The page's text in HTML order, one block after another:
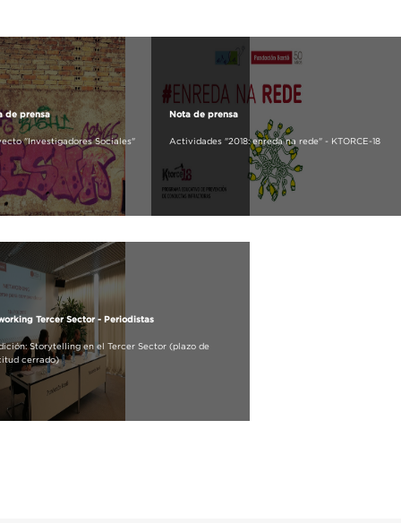
de prensa
"Investigadores Sociales"
Nota de prensa
Actividades "2018: enreda na rede" - KTORCE-18
Tercer Sector - Periodistas
Storytelling en el Tercer Sector (plazo de
cerrado)